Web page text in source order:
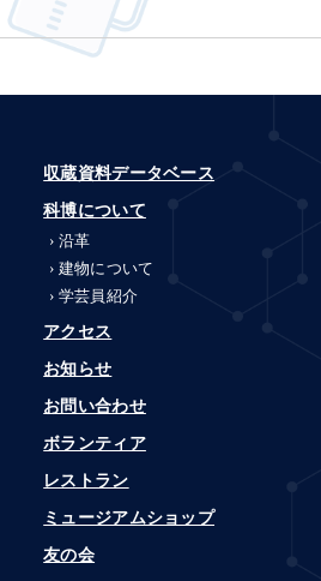
収蔵資料データベース
科博について
沿革
建物について
学芸員紹介
アクセス
お知らせ
お問い合わせ
ボランティア
レストラン
ミュージアムショップ
友の会